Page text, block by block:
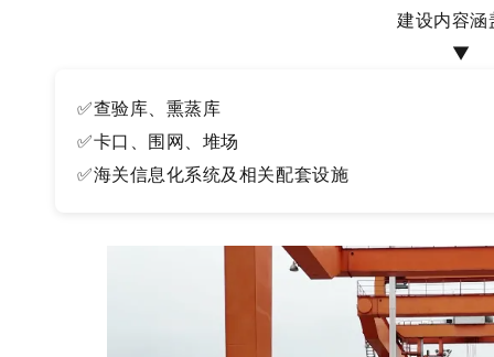
建设内容涵
▼
✅查验库、熏蒸库
✅卡口、围网、堆场
✅海关信息化系统及相关配套设施